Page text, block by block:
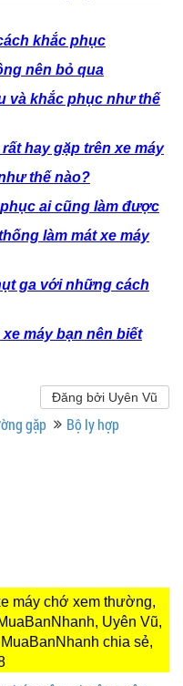
khắc phục
nên bỏ qua
và khắc phục như thế
hay gặp trên xe máy
thế nào?
ai cũng làm được
làm mát xe máy
ga với những cách
máy bạn nên biết
Đăng bởi Uyên Vũ
gặp Bộ ly hợp
máy chớ xem thường,
Uyên Vũ,
chia sẻ,